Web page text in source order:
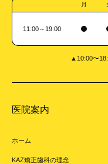
月
11:00～19:00
▲10:00〜
医院案内
ホーム
KAZ矯正歯科の理念